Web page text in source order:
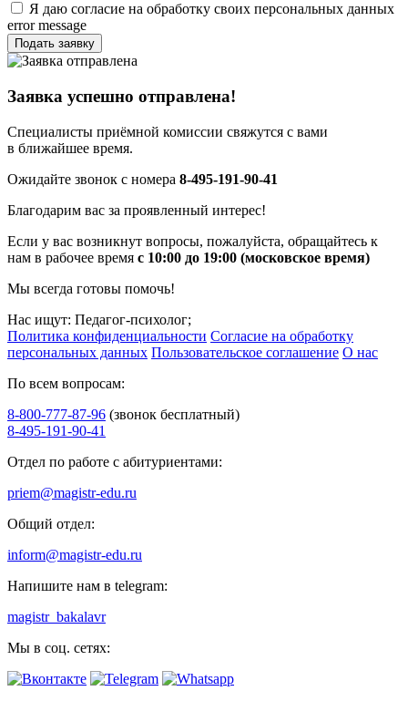
Я даю согласие на обработку своих персональных данных
error message
Подать заявку
Заявка успешно отправлена!
Специалисты приёмной комиссии свяжутся с вами
в ближайшее время.
Ожидайте звонок с номера 8-495-191-90-41
Благодарим вас за проявленный интерес!
Если у вас возникнут вопросы, пожалуйста, обращайтесь к
нам в рабочее время с 10:00 до 19:00 (московское время)
Мы всегда готовы помочь!
Нас ищут: Педагог-психолог;
Политика конфиденциальности Согласие на обработку
персональных данных Пользовательское соглашение О нас
По всем вопросам:
8-800-777-87-96 (звонок бесплатный)
8-495-191-90-41
Отдел по работе с абитуриентами:
priem@magistr-edu.ru
Общий отдел:
inform@magistr-edu.ru
Напишите нам в telegram:
magistr_bakalavr
Мы в соц. сетях: